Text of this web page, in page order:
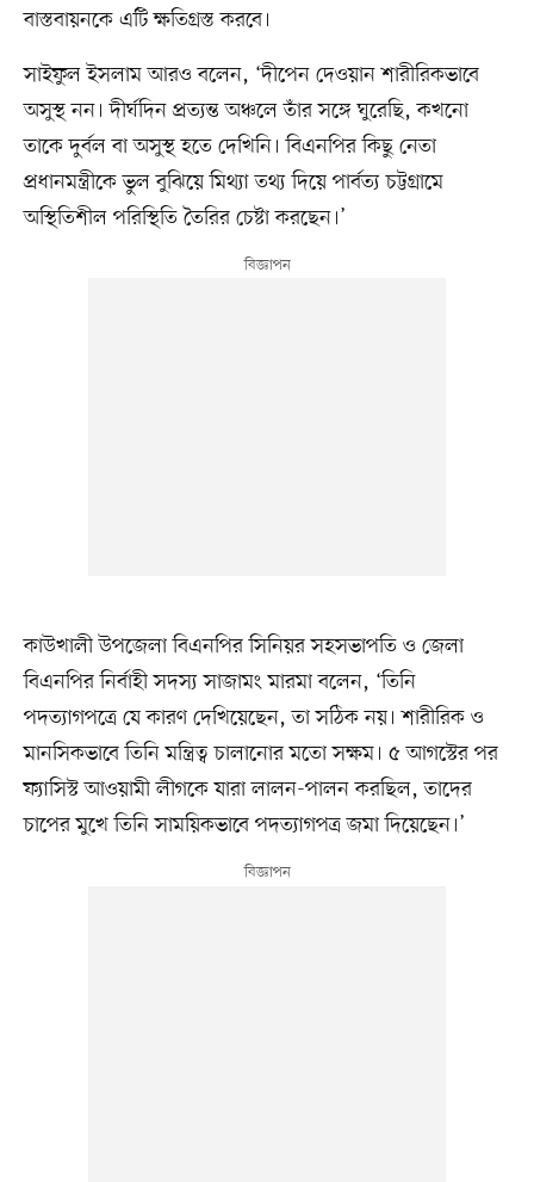
বাস্তবায়নকে এটি ক্ষতিগ্রস্ত করবে।
সাইফুল ইসলাম আরও বলেন, ‘দীপেন দেওয়ান শারীরিকভাবে
অসুস্থ নন। দীর্ঘদিন প্রত্যন্ত অঞ্চলে তাঁর সঙ্গে ঘুরেছি, কখনো
তাকে দুর্বল বা অসুস্থ হতে দেখিনি। বিএনপির কিছু নেতা
প্রধানমন্ত্রীকে ভুল বুঝিয়ে মিথ্যা তথ্য দিয়ে পার্বত্য চট্টগ্রামে
অস্থিতিশীল পরিস্থিতি তৈরির চেষ্টা করছেন।’
কাউখালী উপজেলা বিএনপির সিনিয়র সহসভাপতি ও জেলা
বিএনপির নির্বাহী সদস্য সাজামং মারমা বলেন, ‘তিনি
পদত্যাগপত্রে যে কারণ দেখিয়েছেন, তা সঠিক নয়। শারীরিক ও
মানসিকভাবে তিনি মন্ত্রিত্ব চালানোর মতো সক্ষম। ৫ আগস্টের পর
ফ্যাসিস্ট আওয়ামী লীগকে যারা লালন-পালন করছিল, তাদের
চাপের মুখে তিনি সাময়িকভাবে পদত্যাগপত্র জমা দিয়েছেন।’